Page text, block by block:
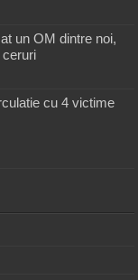
un OM dintre noi,
ceruri
cu 4 victime